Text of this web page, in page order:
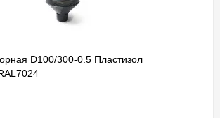
D100/300-0.5 Пластизол